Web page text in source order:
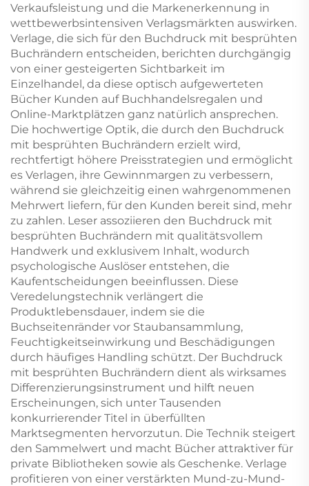
Verkaufsleistung und die Markenerkennung in
wettbewerbsintensiven Verlagsmärkten auswirken.
Verlage, die sich für den Buchdruck mit besprühten
Buchrändern entscheiden, berichten durchgängig
von einer gesteigerten Sichtbarkeit im
Einzelhandel, da diese optisch aufgewerteten
Bücher Kunden auf Buchhandelsregalen und
Online-Marktplätzen ganz natürlich ansprechen.
Die hochwertige Optik, die durch den Buchdruck
mit besprühten Buchrändern erzielt wird,
rechtfertigt höhere Preisstrategien und ermöglicht
es Verlagen, ihre Gewinnmargen zu verbessern,
während sie gleichzeitig einen wahrgenommenen
Mehrwert liefern, für den Kunden bereit sind, mehr
zu zahlen. Leser assoziieren den Buchdruck mit
besprühten Buchrändern mit qualitätsvollem
Handwerk und exklusivem Inhalt, wodurch
psychologische Auslöser entstehen, die
Kaufentscheidungen beeinflussen. Diese
Veredelungstechnik verlängert die
Produktlebensdauer, indem sie die
Buchseitenränder vor Staubansammlung,
Feuchtigkeitseinwirkung und Beschädigungen
durch häufiges Handling schützt. Der Buchdruck
mit besprühten Buchrändern dient als wirksames
Differenzierungsinstrument und hilft neuen
Erscheinungen, sich unter Tausenden
konkurrierender Titel in überfüllten
Marktsegmenten hervorzutun. Die Technik steigert
den Sammelwert und macht Bücher attraktiver für
private Bibliotheken sowie als Geschenke. Verlage
profitieren von einer verstärkten Mund-zu-Mund-